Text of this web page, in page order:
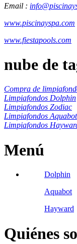
Email :
www.piscinayspa.com
www.fiestapools.com
nube de
Compra de
Limpiafondos Dolphin
Limpiafondos Zodiac
Limpiafondos Aquabot
Limpiafondos
Menú
Dolphin
Aquabot
Hayward
Quiénes